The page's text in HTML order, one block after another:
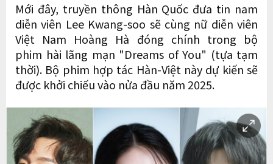
Mới đây, truyền thông Hàn Quốc đưa tin nam
diễn viên Lee Kwang-soo sẽ cùng nữ diễn viên
Việt Nam Hoàng Hà đóng chính trong bộ
phim hài lãng mạn "Dreams of You" (tựa tạm
thời). Bộ phim hợp tác Hàn-Việt này dự kiến sẽ
được khởi chiếu vào nửa đầu năm 2025.